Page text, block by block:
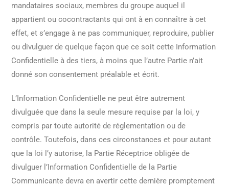
mandataires sociaux, membres du groupe auquel il
appartient ou cocontractants qui ont à en connaître à cet
effet, et s’engage à ne pas communiquer, reproduire, publier
ou divulguer de quelque façon que ce soit cette Information
Confidentielle à des tiers, à moins que l’autre Partie n’ait
donné son consentement préalable et écrit.
L’Information Confidentielle ne peut être autrement
divulguée que dans la seule mesure requise par la loi, y
compris par toute autorité de réglementation ou de
contrôle. Toutefois, dans ces circonstances et pour autant
que la loi l’y autorise, la Partie Réceptrice obligée de
divulguer l’Information Confidentielle de la Partie
Communicante devra en avertir cette dernière promptement